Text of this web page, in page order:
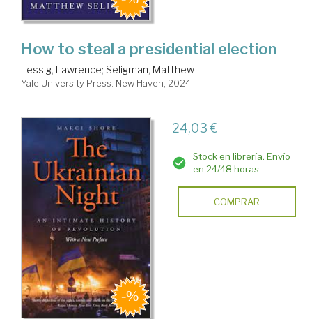
How to steal a presidential election
Lessig, Lawrence; Seligman, Matthew
Yale University Press. New Haven, 2024
24,03 €
Stock en librería. Envío
en 24/48 horas
COMPRAR